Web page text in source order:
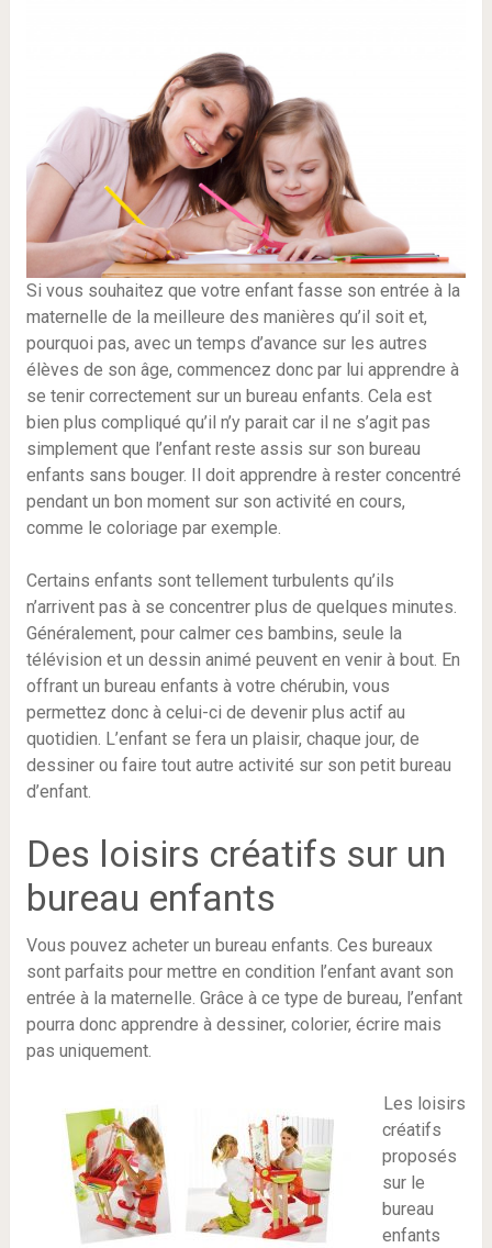
Si vous souhaitez que votre enfant fasse son entrée à la
maternelle de la meilleure des manières qu’il soit et,
pourquoi pas, avec un temps d’avance sur les autres
élèves de son âge, commencez donc par lui apprendre à
se tenir correctement sur un bureau enfants. Cela est
bien plus compliqué qu’il n’y parait car il ne s’agit pas
simplement que l’enfant reste assis sur son bureau
enfants sans bouger. Il doit apprendre à rester concentré
pendant un bon moment sur son activité en cours,
comme le coloriage par exemple.
Certains enfants sont tellement turbulents qu’ils
n’arrivent pas à se concentrer plus de quelques minutes.
Généralement, pour calmer ces bambins, seule la
télévision et un dessin animé peuvent en venir à bout. En
offrant un bureau enfants à votre chérubin, vous
permettez donc à celui-ci de devenir plus actif au
quotidien. L’enfant se fera un plaisir, chaque jour, de
dessiner ou faire tout autre activité sur son petit bureau
d’enfant.
Des loisirs créatifs sur un
bureau enfants
Vous pouvez acheter un bureau enfants. Ces bureaux
sont parfaits pour mettre en condition l’enfant avant son
entrée à la maternelle. Grâce à ce type de bureau, l’enfant
pourra donc apprendre à dessiner, colorier, écrire mais
pas uniquement.
Les loisirs
créatifs
proposés
sur le
bureau
enfants